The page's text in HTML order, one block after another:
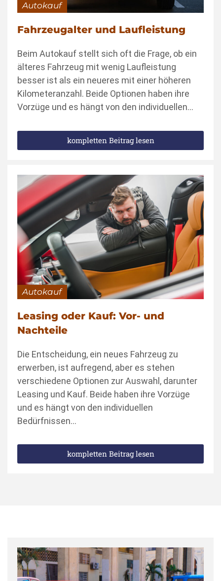
Autokauf
Fahrzeugalter und Laufleistung
Beim Autokauf stellt sich oft die Frage, ob ein
älteres Fahrzeug mit wenig Laufleistung
besser ist als ein neueres mit einer höheren
Kilometeranzahl. Beide Optionen haben ihre
Vorzüge und es hängt von den individuellen…
kompletten Beitrag lesen
Autokauf
Leasing oder Kauf: Vor- und
Nachteile
Die Entscheidung, ein neues Fahrzeug zu
erwerben, ist aufregend, aber es stehen
verschiedene Optionen zur Auswahl, darunter
Leasing und Kauf. Beide haben ihre Vorzüge
und es hängt von den individuellen
Bedürfnissen…
kompletten Beitrag lesen